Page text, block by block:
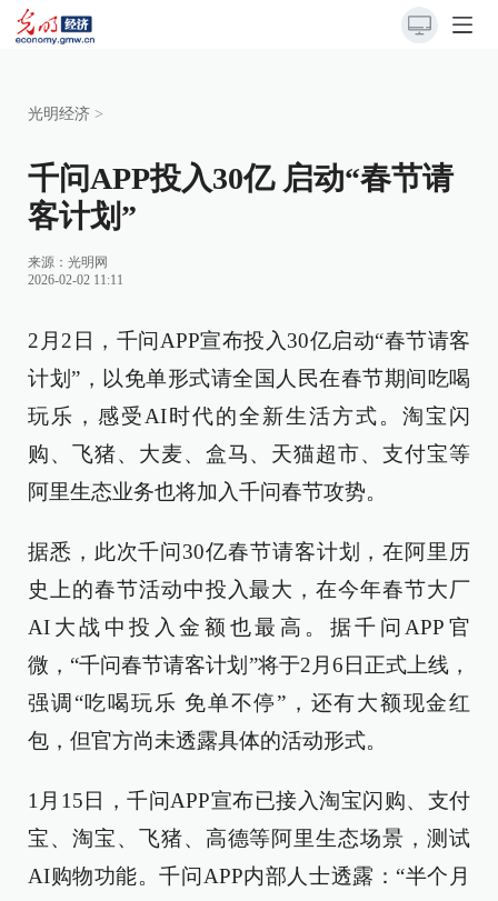
光明经济 >
千问APP投入30亿 启动“春节请
客计划”
来源： 光明网
2026-02-02 11:11
2月2日，千问APP宣布投入30亿启动“春节请客
计划”，以免单形式请全国人民在春节期间吃喝
玩乐，感受AI时代的全新生活方式。淘宝闪
购、飞猪、大麦、盒马、天猫超市、支付宝等
阿里生态业务也将加入千问春节攻势。
据悉，此次千问30亿春节请客计划，在阿里历
史上的春节活动中投入最大，在今年春节大厂
AI大战中投入金额也最高。据千问APP官
微，“千问春节请客计划”将于2月6日正式上线，
强调“吃喝玩乐 免单不停”，还有大额现金红
包，但官方尚未透露具体的活动形式。
1月15日，千问APP宣布已接入淘宝闪购、支付
宝、淘宝、飞猪、高德等阿里生态场景，测试
AI购物功能。千问APP内部人士透露：“半个月